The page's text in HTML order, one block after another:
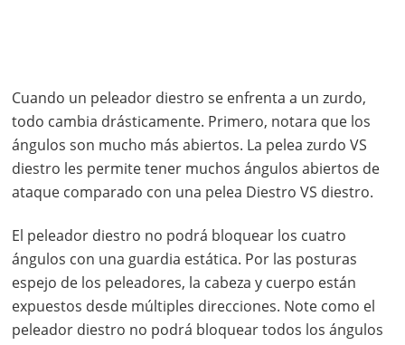
Cuando un peleador diestro se enfrenta a un zurdo,
todo cambia drásticamente. Primero, notara que los
ángulos son mucho más abiertos. La pelea zurdo VS
diestro les permite tener muchos ángulos abiertos de
ataque comparado con una pelea Diestro VS diestro.
El peleador diestro no podrá bloquear los cuatro
ángulos con una guardia estática. Por las posturas
espejo de los peleadores, la cabeza y cuerpo están
expuestos desde múltiples direcciones. Note como el
peleador diestro no podrá bloquear todos los ángulos